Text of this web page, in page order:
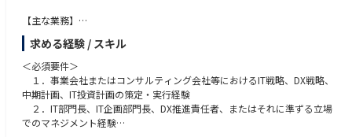
【主な業務】
１．IT・デジタル戦略の実行推進
・中期IT・デジタル戦略を、年度計画、実行計画、KPIに落とし込む
・重点施策の進捗、課題、リスクを把握し、必要な打ち手を講じる
・各部門が個別最適に陥らないよう、全体最適の観点で方向づける
２．本部横断のガバナンス強化
・投資判断、契約管理、委託先管理、ITGC、セキュリティ、監査対応
などの統制レベルを高める
求める経験 / スキル
＜必須要件＞
１．事業会社またはコンサルティング会社等におけるIT戦略、DX戦略、
中期計画、IT投資計画の策定・実行経験
２．IT部門長、IT企画部門長、DX推進責任者、またはそれに準ずる立場
でのマネジメント経験